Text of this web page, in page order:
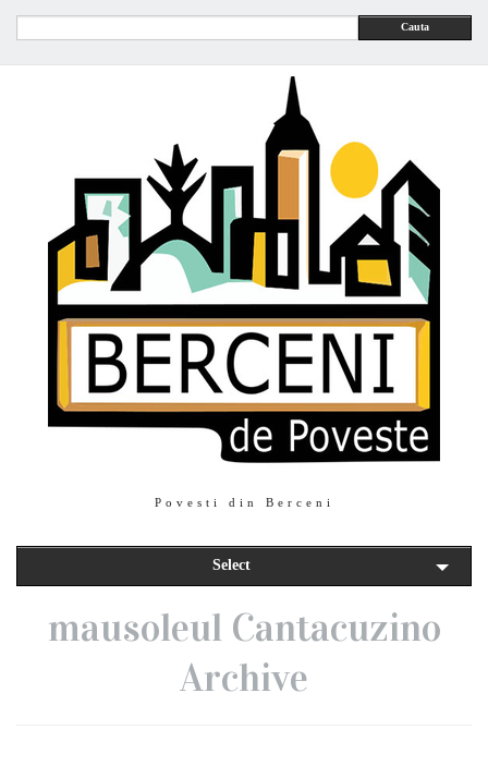
Cauta
Povesti din Berceni
Select
mausoleul Cantacuzino
Archive